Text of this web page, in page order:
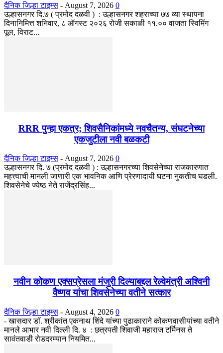
दैनिक जिल्हा टाइम्स - August 7, 2026 0
उल्हासनगर दि.७ ( प्रमोद दळवी ) : उल्हासनगर शहराच्या ७७ व्या स्थापना
दिनानिमित्त शनिवार, ८ ऑगस्ट २०२६ रोजी सकाळी ११.०० वाजता स्विमिंग
पूल, विराट...
RRR पुन्हा एकत्र; शिवसैनिकांमध्ये नवचैतन्य, संघटनेच्या
एकजुटीला नवी बळकटी
दैनिक जिल्हा टाइम्स - August 7, 2026 0
उल्हासनगर दि. ७ (प्रमोद दळवी ) : उल्हासनगरच्या शिवसेनेच्या राजकारणात
महत्त्वाची मानली जाणारी एक भावनिक आणि प्रेरणादायी घटना नुकतीच घडली.
शिवसेनेचे ज्येष्ठ नेते राजेंद्रसिंह...
नवीन कोकण एक्सप्रेसला मंजुरी दिल्याबद्दल रेल्वेमंत्री अश्विनी
वैष्णव यांचा शिवसेनेच्या वतीने सत्कार
दैनिक जिल्हा टाइम्स - August 4, 2026 0
- खासदार डॉ. श्रीकांत एकनाथ शिंदे यांच्या पुढाकाराने कोकणवासीयांच्या वतीने
मानले आभार नवी दिल्ली दि. ४ : छत्रपती शिवाजी महाराज टर्मिनस ते
सावंतवाडी रोडदरम्यान नियमित...